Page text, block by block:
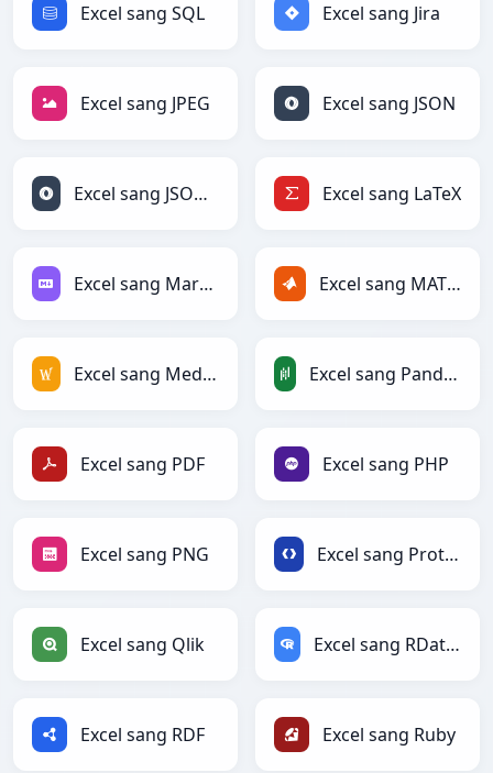
Excel sang SQL Excel sang Jira
Excel sang JPEG Excel sang JSON
Excel sang JSONLines Excel sang LaTeX
Excel sang Markdown Excel sang MATLAB
Excel sang MediaWiki Excel sang PandasDataFrame
Excel sang PDF Excel sang PHP
Excel sang PNG Excel sang Protobuf
Excel sang Qlik Excel sang RDataFrame
Excel sang RDF Excel sang Ruby